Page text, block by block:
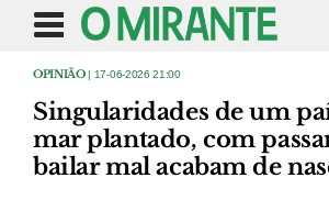
OPINIÃO| 17-06-2026 21:00
Singularidades de um
mar plantado, com
bailar mal acabam de